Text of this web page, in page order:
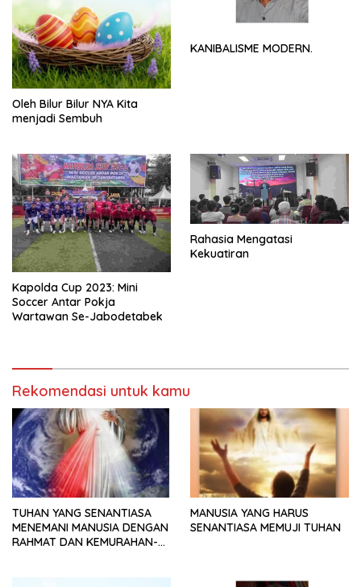
Oleh Bilur Bilur NYA Kita
menjadi Sembuh
KANIBALISME MODERN.
Kapolda Cup 2023: Mini
Soccer Antar Pokja
Wartawan Se-Jabodetabek
Rahasia Mengatasi
Kekuatiran
Rekomendasi untuk kamu
TUHAN YANG SENANTIASA
MENEMANI MANUSIA DENGAN
RAHMAT DAN KEMURAHAN-
MANUSIA YANG HARUS
SENANTIASA MEMUJI TUHAN